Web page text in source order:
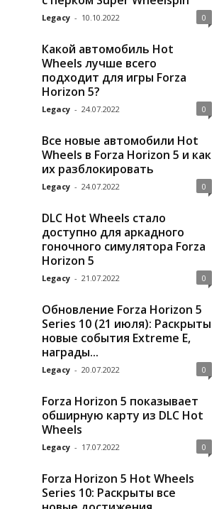
Legacy - 10.10.2022 0
Какой автомобиль Hot
Wheels лучше всего
подходит для игры Forza
Horizon 5?
Legacy - 24.07.2022 0
Все новые автомобили Hot
Wheels в Forza Horizon 5 и как
их разблокировать
Legacy - 24.07.2022 0
DLC Hot Wheels стало
доступно для аркадного
гоночного симулятора Forza
Horizon 5
Legacy - 21.07.2022 0
Обновление Forza Horizon 5
Series 10 (21 июля): Раскрыты
новые события Extreme E,
награды...
Legacy - 20.07.2022 0
Forza Horizon 5 показывает
обширную карту из DLC Hot
Wheels
Legacy - 17.07.2022 0
Forza Horizon 5 Hot Wheels
Series 10: Раскрыты все